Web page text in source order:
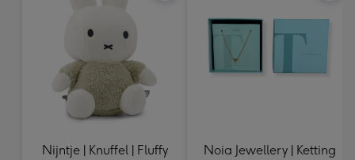
Nijntje | Knuffel | Fluffy
Noia Jewellery | Ketting